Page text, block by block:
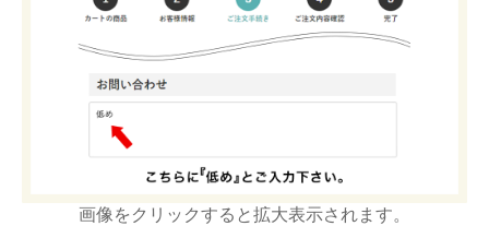
画像をクリックすると拡大表示されます。